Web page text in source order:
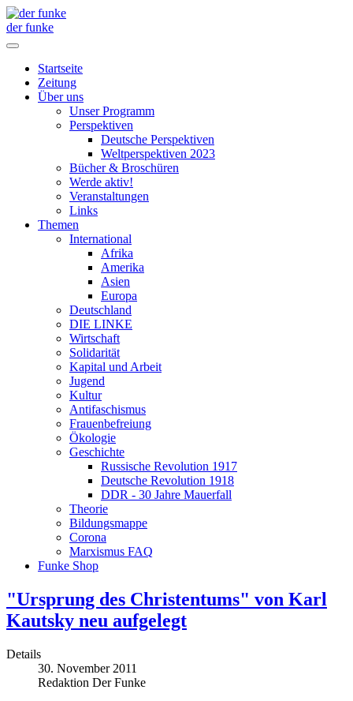
der funke
Startseite
Zeitung
Über uns
Unser Programm
Perspektiven
Deutsche Perspektiven
Weltperspektiven 2023
Bücher & Broschüren
Werde aktiv!
Veranstaltungen
Links
Themen
International
Afrika
Amerika
Asien
Europa
Deutschland
DIE LINKE
Wirtschaft
Solidarität
Kapital und Arbeit
Jugend
Kultur
Antifaschismus
Frauenbefreiung
Ökologie
Geschichte
Russische Revolution 1917
Deutsche Revolution 1918
DDR - 30 Jahre Mauerfall
Theorie
Bildungsmappe
Corona
Marxismus FAQ
Funke Shop
"Ursprung des Christentums" von Karl
Kautsky neu aufgelegt
Details
30. November 2011
Redaktion Der Funke